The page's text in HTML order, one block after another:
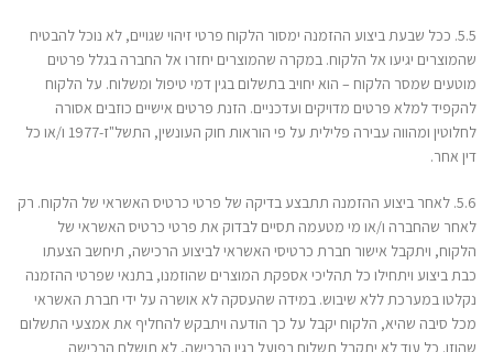
5.5. ככל שבעת ביצוע ההזמנה ימסור הלקוח פרטי זיהוי שגויים, לא נוכל להבטיח
שהמוצרים יגיעו אל הלקוח. במקרה שהמוצרים יחזרו אל החברה בגלל פרטים
מוטעים שמסר הלקוח – הוא יחויב בתשלום בגין דמי טיפול ומשלוח. על הלקוח
להקפיד למלא פרטים מדויקים ועדכניים. הזנת פרטים אישיים כוזבים אסורה
לחלוטין ומהווה עבירה פלילית על פי הוראות חוק העונשין, התשל"ז-1977 ו/או כל
דין אחר.
5.6. לאחר ביצוע ההזמנה תתבצע בדיקה של פרטי כרטיס האשראי של הלקוח. רק
לאחר שהחברה ו/או מי מטעמה תסיים לבדוק את פרטי כרטיס האשראי של
הלקוח, ויתקבל אישור חברת כרטיסי האשראי לביצוע הרכישה, תיחשב הצעתו
כבת ביצוע ויתחילו כל תהליכי אספקת המוצרים שהוזמנו, בתנאי שפרטי ההזמנה
נקלטו במערכת ללא שיבוש. במידה שהעסקה לא אושרה על ידי חברת האשראי
מכל סיבה שהיא, הלקוח יקבל על כך הודעה ויתבקש להחליף את אמצעי התשלום
שהוזן. כל עוד לא יתקבל תשלום בפועל בגין הרכישה, לא תושלם הרכישה